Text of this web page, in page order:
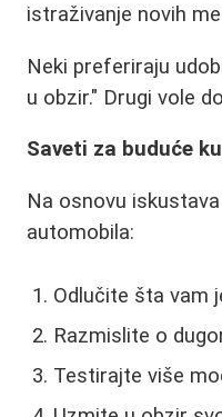
istraživanje novih
Neki preferiraju
u obzir." Drugi vole
Saveti za buduće
Na osnovu
automobila:
Odlučite šta vam
Razmislite o
Testirajte više